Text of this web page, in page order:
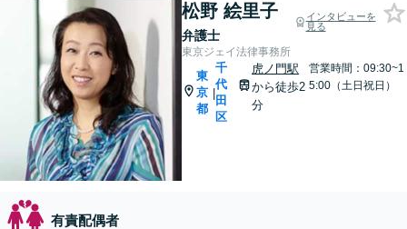
松野 絵里子
弁護士
インタビューを
見る
東京ジェイ法律事務所
東
京
都
|
千
代
田
区
虎ノ門駅
から徒歩2
分
営業時間：09:30~1
5:00（土日祝日）
有責配偶者